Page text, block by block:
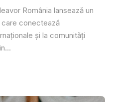
România lansează un
conectează
și la comunități